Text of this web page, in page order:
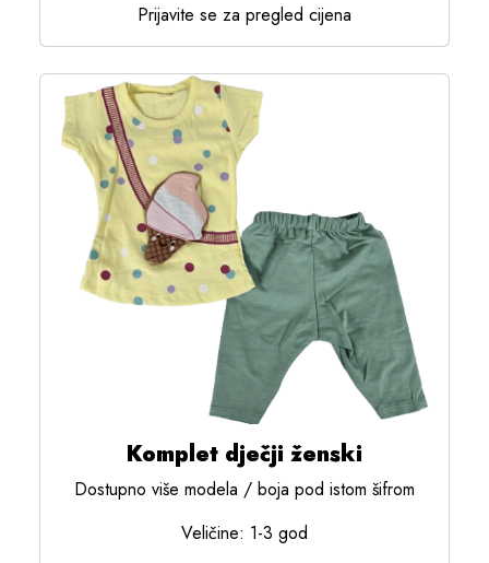
Prijavite se za pregled cijena
Komplet dječji ženski
Dostupno više modela / boja pod istom šifrom
Veličine: 1-3 god